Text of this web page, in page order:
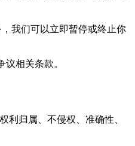
我们可以立即暂停或终止你
相关条款。
利归属、不侵权、准确性、